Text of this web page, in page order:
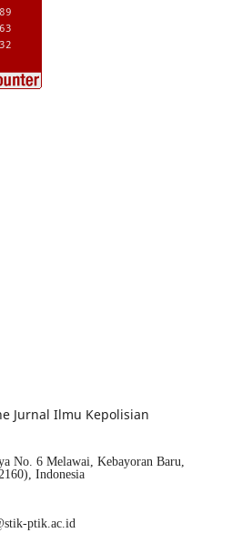
Jurnal Ilmu Kepolisian
No. 6 Melawai, Kebayoran Baru,
Indonesia
ptik.ac.id